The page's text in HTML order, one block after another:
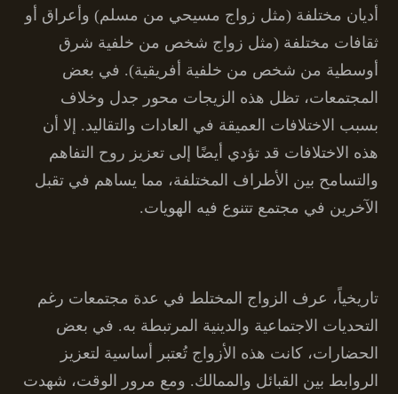
أديان مختلفة (مثل زواج مسيحي من مسلم) وأعراق أو
ثقافات مختلفة (مثل زواج شخص من خلفية شرق
أوسطية من شخص من خلفية أفريقية). في بعض
المجتمعات، تظل هذه الزيجات محور جدل وخلاف
بسبب الاختلافات العميقة في العادات والتقاليد. إلا أن
هذه الاختلافات قد تؤدي أيضًا إلى تعزيز روح التفاهم
والتسامح بين الأطراف المختلفة، مما يساهم في تقبل
الآخرين في مجتمع تتنوع فيه الهويات.
تاريخياً، عرف الزواج المختلط في عدة مجتمعات رغم
التحديات الاجتماعية والدينية المرتبطة به. في بعض
الحضارات، كانت هذه الأزواج تُعتبر أساسية لتعزيز
الروابط بين القبائل والممالك. ومع مرور الوقت، شهدت